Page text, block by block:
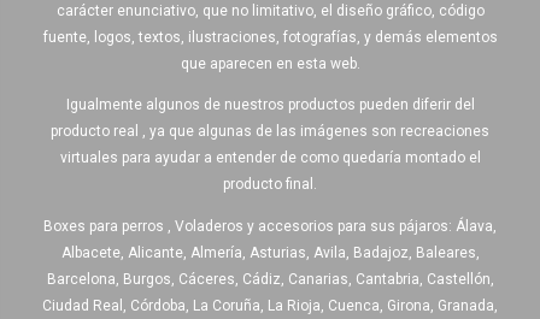
carácter enunciativo, que no limitativo, el diseño gráfico, código
fuente, logos, textos, ilustraciones, fotografías, y demás elementos
que aparecen en esta web.
Igualmente algunos de nuestros productos pueden diferir del
producto real , ya que algunas de las imágenes son recreaciones
virtuales para ayudar a entender de como quedaría montado el
producto final.
Boxes para perros , Voladeros y accesorios para sus pájaros: Álava,
Albacete, Alicante, Almería, Asturias, Avila, Badajoz, Baleares,
Barcelona, Burgos, Cáceres, Cádiz, Canarias, Cantabria, Castellón,
Ciudad Real, Córdoba, La Coruña, La Rioja, Cuenca, Girona, Granada,